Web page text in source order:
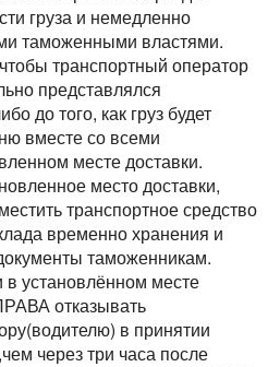
груза и немедленно
таможенными властями.
транспортный оператор
представлялся
до того, как груз будет
вместе со всеми
месте доставки.
место доставки,
транспортное средство
временно хранения и
таможенникам.
установлённом месте
отказывать
в принятии
через три часа после